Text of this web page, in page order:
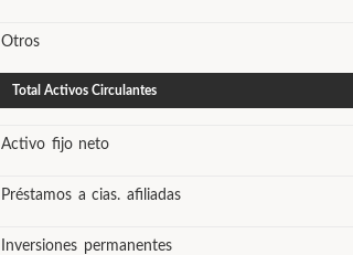
Otros
Total Activos Circulantes
Activo fijo neto
Préstamos a cias. afiliadas
Inversiones permanentes